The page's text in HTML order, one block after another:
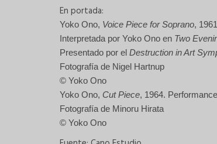
En portada:
Yoko Ono, Voice Piece for Soprano,
Interpretada por Yoko Ono en Two
Presentado por el Destruction in Art
Fotografía de Nigel Hartnup
© Yoko Ono
Yoko Ono, Cut Piece, 1964.
Fotografía de Minoru Hirata
© Yoko Ono